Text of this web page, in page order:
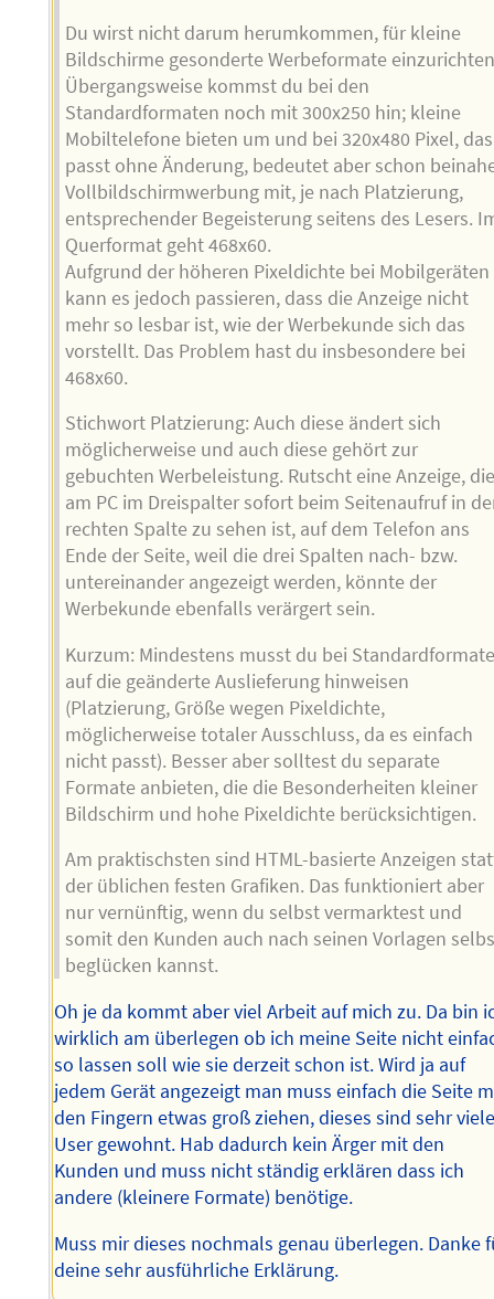
Du wirst nicht darum herumkommen, für kleine
Bildschirme gesonderte Werbeformate
Übergangsweise kommst du bei den
Standardformaten noch mit 300x250 hin; kleine
Mobiltelefone bieten um und bei 320x480 Pixel, das
passt ohne Änderung, bedeutet aber schon
Vollbildschirmwerbung mit, je nach Platzierung,
entsprechender Begeisterung seitens des Lesers.
Querformat geht 468x60.
Aufgrund der höheren Pixeldichte bei Mobilgeräten
kann es jedoch passieren, dass die Anzeige nicht
mehr so lesbar ist, wie der Werbekunde sich das
vorstellt. Das Problem hast du insbesondere bei
468x60.
Stichwort Platzierung: Auch diese ändert sich
möglicherweise und auch diese gehört zur
gebuchten Werbeleistung. Rutscht eine Anzeige,
am PC im Dreispalter sofort beim Seitenaufruf in
rechten Spalte zu sehen ist, auf dem Telefon ans
Ende der Seite, weil die drei Spalten nach- bzw.
untereinander angezeigt werden, könnte der
Werbekunde ebenfalls verärgert sein.
Kurzum: Mindestens musst du bei
auf die geänderte Auslieferung hinweisen
(Platzierung, Größe wegen Pixeldichte,
möglicherweise totaler Ausschluss, da es einfach
nicht passt). Besser aber solltest du separate
Formate anbieten, die die Besonderheiten kleiner
Bildschirm und hohe Pixeldichte berücksichtigen.
Am praktischsten sind HTML-basierte Anzeigen
der üblichen festen Grafiken. Das funktioniert aber
nur vernünftig, wenn du selbst vermarktest und
somit den Kunden auch nach seinen Vorlagen
beglücken kannst.
Oh je da kommt aber viel Arbeit auf mich zu. Da bin
wirklich am überlegen ob ich meine Seite nicht
so lassen soll wie sie derzeit schon ist. Wird ja auf
jedem Gerät angezeigt man muss einfach die Seite
den Fingern etwas groß ziehen, dieses sind sehr
User gewohnt. Hab dadurch kein Ärger mit den
Kunden und muss nicht ständig erklären dass ich
andere (kleinere Formate) benötige.
Muss mir dieses nochmals genau überlegen. Danke
deine sehr ausführliche Erklärung.